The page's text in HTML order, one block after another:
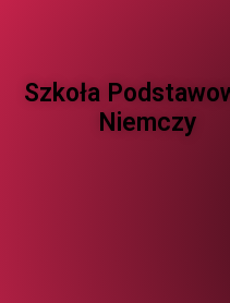
Szkoła
Niemczy ​